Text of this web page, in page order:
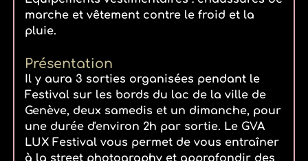
marche et vêtement contre le froid et la
pluie.
Présentation
Il y aura 3 sorties organisées pendant le
Festival sur les bords du lac de la ville de
Genève, deux samedis et un dimanche, pour
une durée d'environ 2h par sortie. Le GVA
LUX Festival vous permet de vous entraîner
à la street photography et approfondir des